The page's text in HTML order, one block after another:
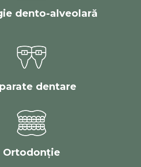
dento-alveolară
dentare
Ortodonție